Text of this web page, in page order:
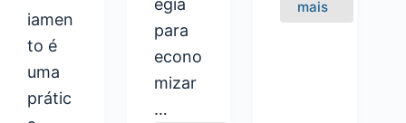
iamen
to é
uma
prátic
égia
para
econo
mizar
…
maisCarro
Zero